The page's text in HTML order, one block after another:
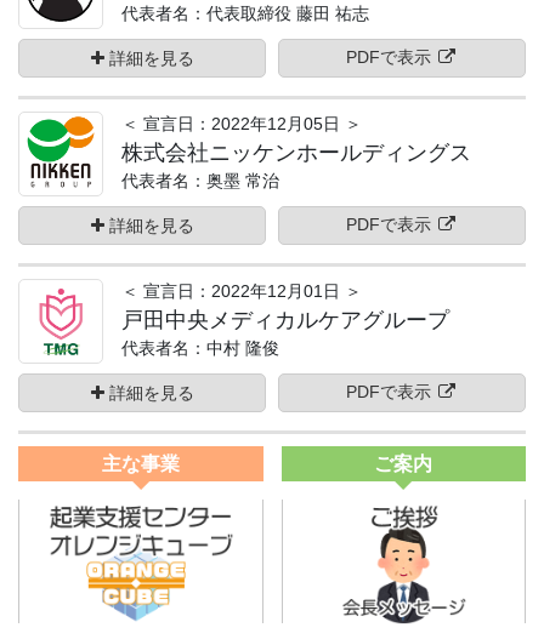
代表者名：代表取締役 藤田 祐志
詳細を見る PDFで表示
＜ 宣言日：2022年12月05日 ＞
株式会社ニッケンホールディングス
代表者名：奥墨 常治
詳細を見る PDFで表示
＜ 宣言日：2022年12月01日 ＞
戸田中央メディカルケアグループ
代表者名：中村 隆俊
詳細を見る PDFで表示
主な事業 ご案内